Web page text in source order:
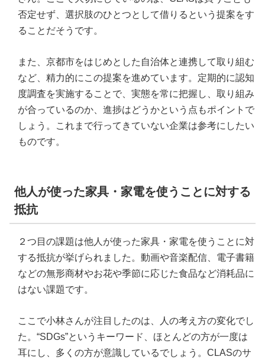
否定せず、選択肢のひとつとして借りるという提案をす
ることだそうです。
また、京都市をはじめとした自治体と連携して取り組む
など、精力的にこの提案を進めています。定期的に認知
度調査を実施することで、実態を常に把握し、取り組み
が合っているのか、進捗はどうかという点もポイントで
しょう。これまで行ってきていない企業は参考にしたい
ものです。
他人が使った家具・家電を使うことに対する
抵抗
２つ目の課題は他人が使った家具・家電を使うことに対
する抵抗が挙げられました。動画や音楽配信、電子書籍
などの無形商材やお花や季節に応じた食品など消耗品に
はない課題です。
ここで小林さんが注目したのは、人の考え方の変化でし
た。“SDGs”というキーワード、ほとんどの方が一度は
耳にし、多くの方が意識しているでしょう。CLASのサ